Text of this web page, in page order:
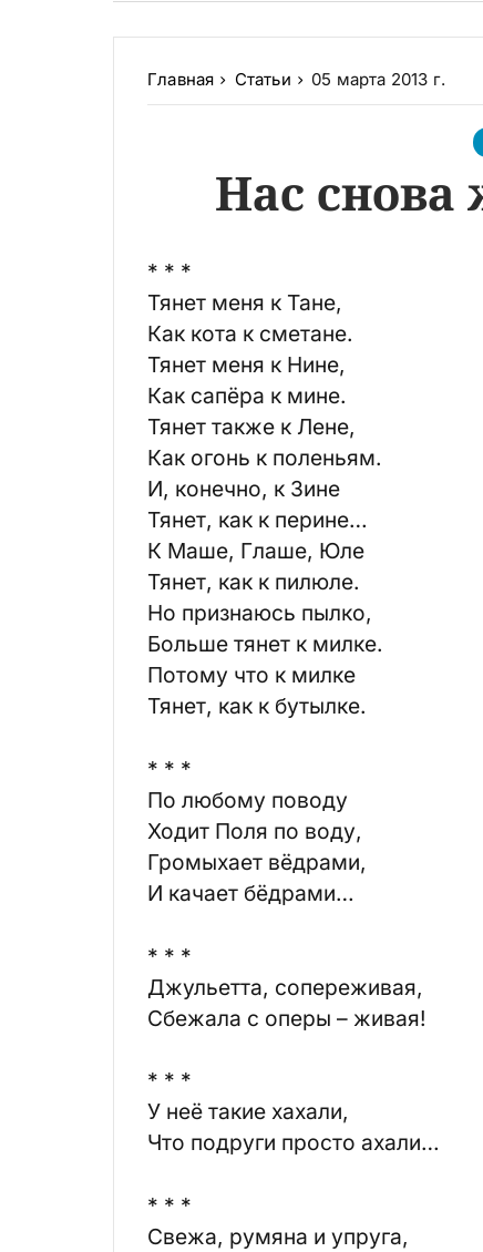
Главная Статьи 05 марта 2013 г.
Нас
* * *
Тянет меня к Тане,
Как кота к сметане.
Тянет меня к Нине,
Как сапёра к мине.
Тянет также к Лене,
Как огонь к поленьям.
И, конечно, к Зине
Тянет, как к перине…
К Маше, Глаше, Юле
Тянет, как к пилюле.
Но признаюсь пылко,
Больше тянет к милке.
Потому что к милке
Тянет, как к бутылке.
* * *
По любому поводу
Ходит Поля по воду,
Громыхает вёдрами,
И качает бёдрами…
* * *
Джульетта, сопереживая,
Сбежала с оперы – живая!
* * *
У неё такие хахали,
Что подруги просто ахали…
* * *
Свежа, румяна и упруга,